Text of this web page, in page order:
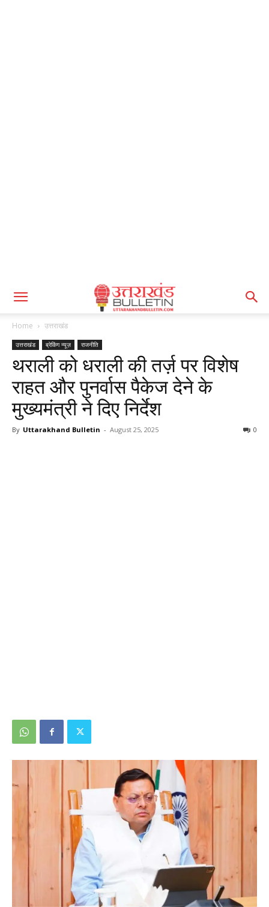
Home उत्तराखंड
उत्तराखंड ब्रेकिंग न्यूज़ राजनीति
थराली को धराली की तर्ज़ पर विशेष
राहत और पुनर्वास पैकेज देने के
मुख्यमंत्री ने दिए निर्देश
By Uttarakhand Bulletin - August 25, 2025 0